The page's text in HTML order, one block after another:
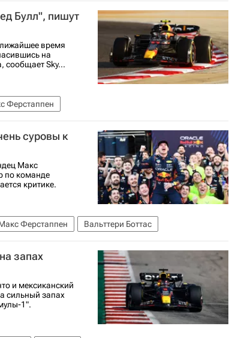
Булл", пишут
время
на
сообщает Sky...
Ферстаппен
суровы к
Макс
по команде
критике.
Ферстаппен Вальттери Боттас
запах
и мексиканский
сильный запах
1".